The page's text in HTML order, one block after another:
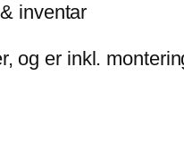
inventar
og er inkl.